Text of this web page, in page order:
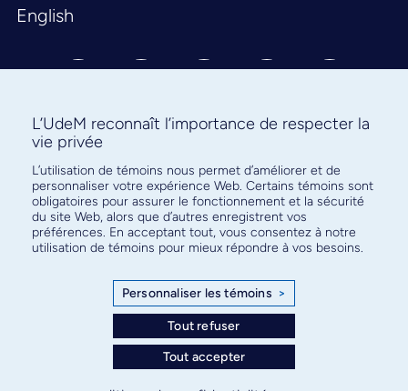
English
Abonnez-vous à notre infolettre
pour connaître l’actualité facultaire
L’UdeM reconnaît l’importance de respecter la
vie privée
L’utilisation de témoins nous permet d’améliorer et de
personnaliser votre expérience Web. Certains témoins sont
obligatoires pour assurer le fonctionnement et la sécurité
du site Web, alors que d’autres enregistrent vos
préférences. En acceptant tout, vous consentez à notre
utilisation de témoins pour mieux répondre à vos besoins.
Personnaliser les témoins >
Tout refuser
Tout accepter